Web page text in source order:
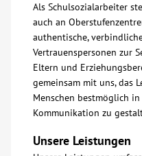
AWO BB Süd
Als Schulsozialarbeiter
auch an
authentische,
Vertrauenspersonen zur
Eltern und
gemeinsam mit uns, das
Menschen bestmöglich
Kommunikation zu
Unsere Leistungen